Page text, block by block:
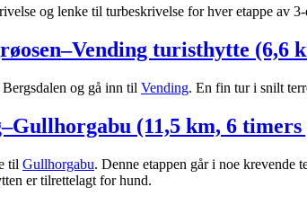
og lenke til turbeskrivelse for hver etappe av 3-
turisthytte (6,6
og gå inn til Vending. En fin tur i snilt
(11,5 km, 6 timers
til Gullhorgabu. Denne etappen går i noe krevende
er tilrettelagt for hund.